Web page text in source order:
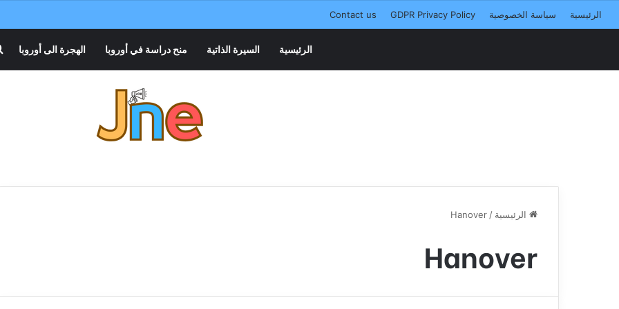
الرئيسية سياسة الخصوصية GDPR Privacy Policy
Contact us
الرئيسية السيرة الذاتية منح دراسة في أوروبا الهجرة الى أوروبا
الرئيسية /
Hanover
Hanover